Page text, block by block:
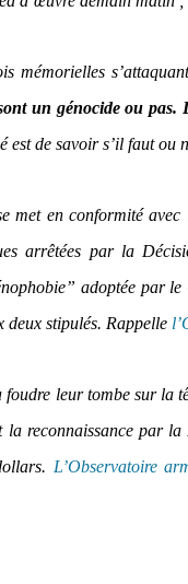
mémorielles
un génocide ou
est de savoir s’il faut ou
met en conformité
arrêtées par la
adoptée par
stipulés. Rappelle
leur tombe sur la
la reconnaissance par
L’Observatoire